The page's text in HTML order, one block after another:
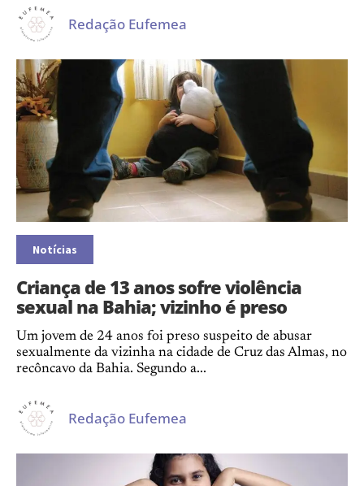
Redação Eufemea
Notícias
Criança de 13 anos sofre violência
sexual na Bahia; vizinho é preso
Um jovem de 24 anos foi preso suspeito de abusar
sexualmente da vizinha na cidade de Cruz das Almas, no
recôncavo da Bahia. Segundo a...
Redação Eufemea